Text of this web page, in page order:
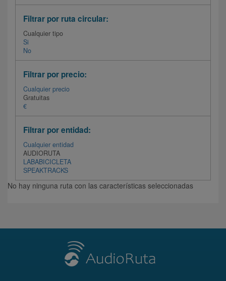
Filtrar por ruta circular:
Cualquier tipo
Si
No
Filtrar por precio:
Cualquier precio
Gratuitas
€
Filtrar por entidad:
Cualquier entidad
AUDIORUTA
LABABICICLETA
SPEAKTRACKS
No hay ninguna ruta con las características seleccionadas